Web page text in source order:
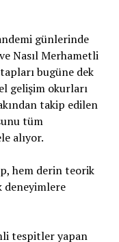
günlerinde
Nasıl Merhametli
bugüne dek
gelişim okurları
takip edilen
tüm
alıyor.
hem derin teorik
deneyimlere
tespitler yapan